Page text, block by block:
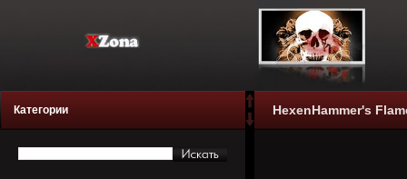
Категории HexenHammer's